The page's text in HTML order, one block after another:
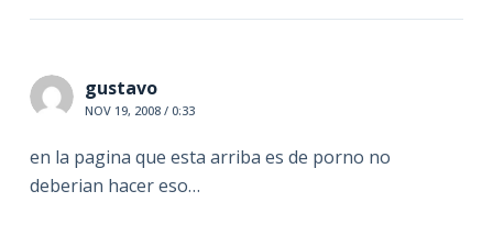
gustavo
NOV 19, 2008 / 0:33
en la pagina que esta arriba es de porno no
deberian hacer eso…